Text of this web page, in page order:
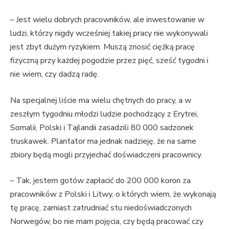
– Jest wielu dobrych pracowników, ale inwestowanie w
ludzi, którzy nigdy wcześniej takiej pracy nie wykonywali
jest zbyt dużym ryzykiem. Muszą znosić ciężką pracę
fizyczną przy każdej pogodzie przez pięć, sześć tygodni i
nie wiem, czy dadzą radę.
Na specjalnej liście ma wielu chętnych do pracy, a w
zeszłym tygodniu młodzi ludzie pochodzący z Erytrei,
Somalii, Polski i Tajlandii zasadzili 80 000 sadzonek
truskawek. Plantator ma jednak nadzieję, że na same
zbiory będą mogli przyjechać doświadczeni pracownicy.
– Tak, jestem gotów zapłacić do 200 000 koron za
pracowników z Polski i Litwy, o których wiem, że wykonają
tę pracę, zamiast zatrudniać stu niedoświadczonych
Norwegów, bo nie mam pojęcia, czy ​​będą pracować czy